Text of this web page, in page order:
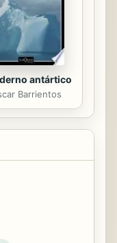
antártico
Barrientos